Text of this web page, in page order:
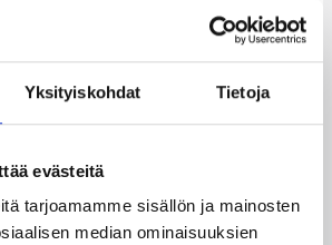
Yksityiskohdat Tietoja
evästeitä
tarjoamamme sisällön ja mainosten
median ominaisuuksien
Suomalaiset ulkomailla